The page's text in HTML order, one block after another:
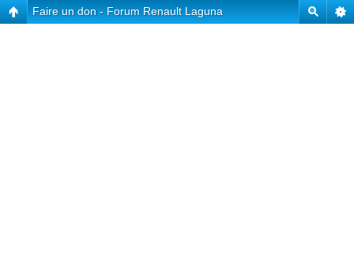
Faire un don - Forum Renault Laguna